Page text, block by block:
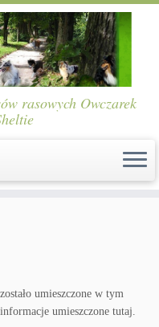
rasowych Owczarek
umieszczone w tym
umieszczone tutaj.